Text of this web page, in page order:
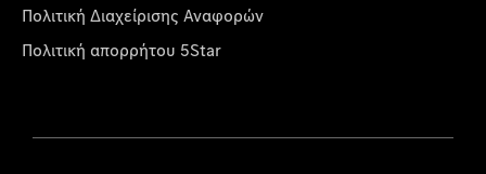
Πολιτική Διαχείρισης Αναφορών
Πολιτική απορρήτου 5Star